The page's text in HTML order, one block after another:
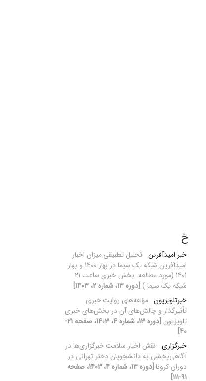
خ
خبر امیدآفرین تحلیل تطبیقی میزان اخبار
امیدآفرین ‌شبکه یک سیما در بهار 1400 و بهار
1401 (مورد مطالعه: بخش خبری ساعت 21
شبکه یک سیما ) [دوره 13، شماره 2، 1403]
خبرتلویزیون مؤلفه‌های روایت خبری
تأثیرگذار و چالش‌های آن در بخش‌های خبری
تلویزیون
[دوره 13، شماره 4، 1403، صفحه 21-
40]
خبرگزاری نقش اخبار سلامت خبرگزاری‌ها در
آگاهی‌بخشی به دانشجویان دختر تهرانی در
دوران کرونا
[دوره 13، شماره 4، 1403، صفحه
91-111]